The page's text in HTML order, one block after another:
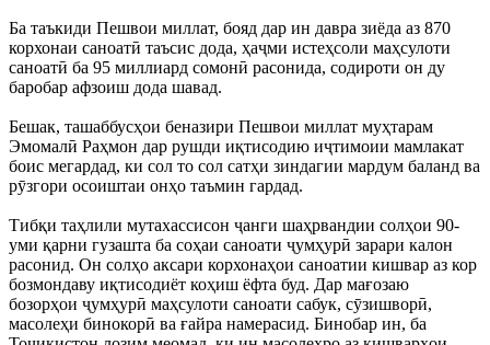
Ба таъкиди Пешвои миллат, бояд дар ин давра зиёда аз 870
корхонаи саноатӣ таъсис дода, ҳаҷми истеҳсоли маҳсулоти
саноатӣ ба 95 миллиард сомонӣ расонида, содироти он ду
баробар афзоиш дода шавад.
Бешак, ташаббусҳои беназири Пешвои миллат муҳтарам
Эмомалӣ Раҳмон дар рушди иқтисодию иҷтимоии мамлакат
боис мегардад, ки сол то сол сатҳи зиндагии мардум баланд ва
рӯзгори осоиштаи онҳо таъмин гардад.
Тибқи таҳлили мутахассисон ҷанги шаҳрвандии солҳои 90-
уми қарни гузашта ба соҳаи саноати ҷумҳурӣ зарари калон
расонид. Он солҳо аксари корхонаҳои саноатии кишвар аз кор
бозмондаву иқтисодиёт коҳиш ёфта буд. Дар мағозаю
бозорҳои ҷумҳурӣ маҳсулоти саноати сабук, сӯзишворӣ,
масолеҳи бинокорӣ ва ғайра намерасид. Бинобар ин, ба